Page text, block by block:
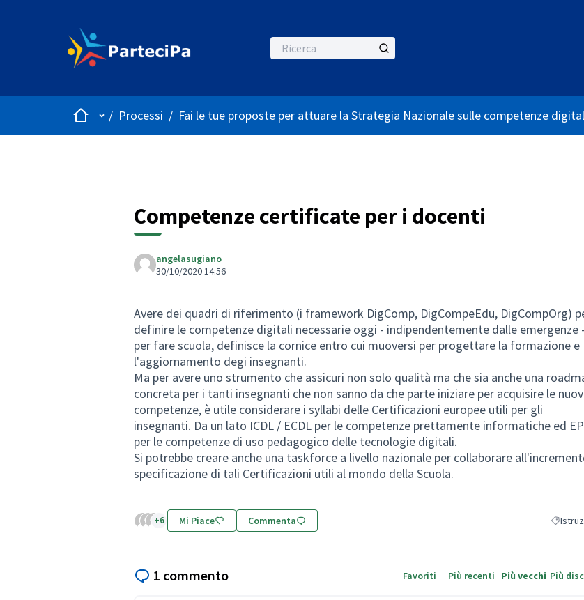
HomeMenù principale
/ Processi / Fai le tue proposte per attuare la Strategia Nazionale sulle competenze
Competenze certificate per i docenti
angelasugiano
30/10/2020 14:56
Avere dei quadri di riferimento (i framework DigComp, DigCompeEdu, DigCompOrg)
definire le competenze digitali necessarie oggi - indipendentemente dalle emergenze -
per fare scuola, definisce la cornice entro cui muoversi per progettare la formazione e
l'aggiornamento degi insegnanti.
Ma per avere uno strumento che assicuri non solo qualità ma che sia anche una
concreta per i tanti insegnanti che non sanno da che parte iniziare per acquisire le
competenze, è utile considerare i syllabi delle Certificazioni europee utili per gli
insegnanti. Da un lato ICDL / ECDL per le competenze prettamente informatiche ed
per le competenze di uso pedagogico delle tecnologie digitali.
Si potrebbe creare anche una taskforce a livello nazionale per collaborare
specificazione di tali Certificazioni utili al mondo della Scuola.
+6 Mi Piace Commenta Filtra i
1 commento Favoriti Più recenti Più vecchi Più